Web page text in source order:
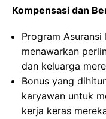
Kompensasi dan
Program Asuransi
menawarkan
dan keluarga
Bonus yang
karyawan untuk
kerja keras